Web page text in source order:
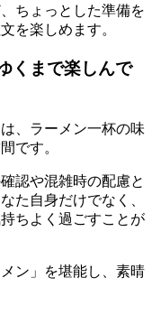
ちょっとした準備を
を楽しめます。
くまで楽しんで
、ラーメン一杯の味
です。
認や混雑時の配慮と
た自身だけでなく、
ちよく過ごすことが
ン」を堪能し、 素晴